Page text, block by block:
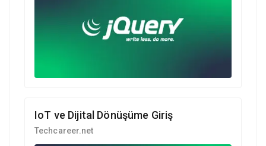
IoT ve Dijital Dönüşüme Giriş
Techcareer.net